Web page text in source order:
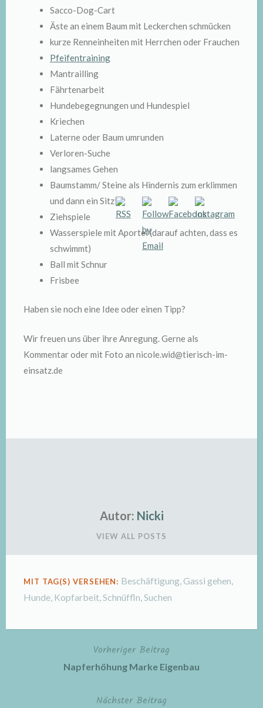
Sacco-Dog-Cart
Äste an einem Baum mit Leckerchen schmücken
kurze Renneinheiten mit Herrchen oder Frauchen
Pfeifentraining
Mantrailling
Fährtenarbeit
Hundebegegnungen und Hundespiel
Kriechen
Laterne oder Baum umrunden
Verloren-Suche
langsames Gehen
Baumstamm/ Steine als Hindernis zum erklimmen
und dann ein Sitz!
Ziehspiele
Wasserspiele mit Aportel (darauf achten, dass es
schwimmt)
Ball mit Schnur
Frisbee
Haben sie noch eine Idee oder einen Tipp?
Wir freuen uns über ihre Anregung. Gerne als
Kommentar oder mit Foto an nicole.wid@tierisch-im-
einsatz.de
Autor: Nicki
VIEW ALL POSTS
MIT TAG(S) VERSEHEN: Beschäftigung ,Gassi gehen
Hunde Kopfarbeit Schnüffln Suchen
BeitragsnavigationVorheriger Beitrag
Napferhöhung Marke Eigenbau
Nächster Beitrag